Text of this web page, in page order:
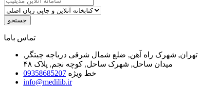
جستجو
ﺗﻤﺎﺱ ﺑﺎﻣﺎ
تهران, شهرک راه آهن, ضلع شمال شرقی دریاچه چیتگر,
میدان ساحل, شهرک ساحل, کوچه نجم, پلاک ۴۸
خط ویژه 09358685207
info@medilib.ir